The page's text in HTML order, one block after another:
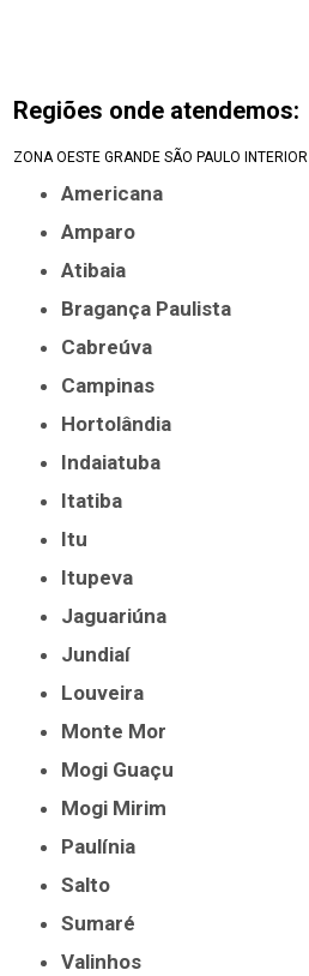
Regiões onde atendemos:
ZONA OESTE GRANDE SÃO PAULO INTERIOR
Americana
Amparo
Atibaia
Bragança Paulista
Cabreúva
Campinas
Hortolândia
Indaiatuba
Itatiba
Itu
Itupeva
Jaguariúna
Jundiaí
Louveira
Monte Mor
Mogi Guaçu
Mogi Mirim
Paulínia
Salto
Sumaré
Valinhos